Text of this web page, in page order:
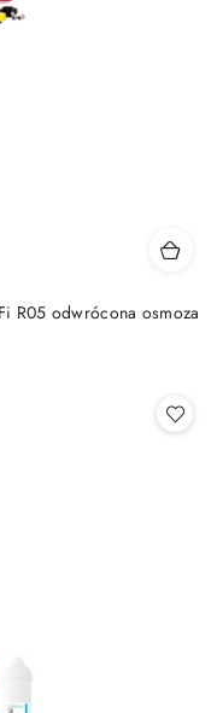
R05 odwrócona osmoza